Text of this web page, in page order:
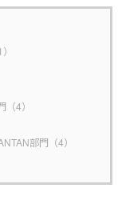
4）
部門（4）